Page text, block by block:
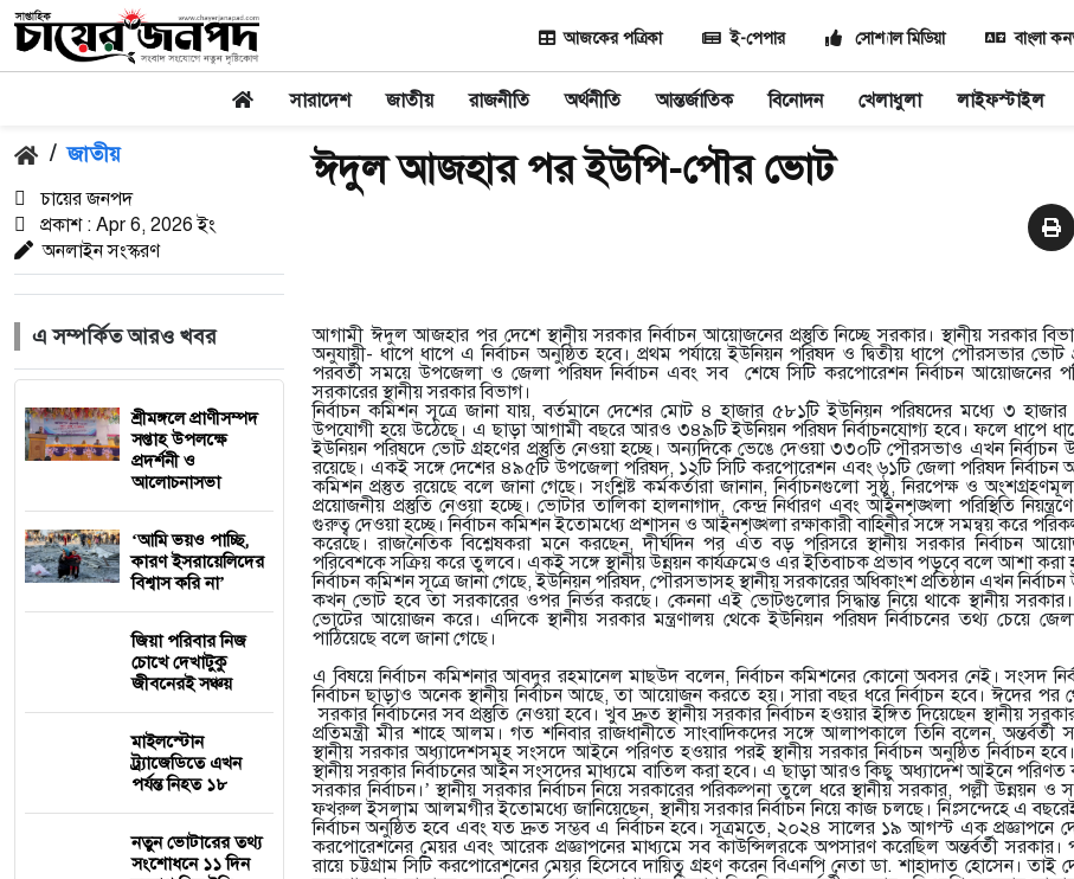
আজকের পত্রিকা ই-পেপার সোশ্যাল মিডিয়া বাংলা
সারাদেশ জাতীয় রাজনীতি অর্থনীতি আন্তর্জাতিক বিনোদন খেলাধুলা লাইফস্টাইল
/ জাতীয়
চায়ের জনপদ
প্রকাশ : Apr 6, 2026 ইং
অনলাইন সংস্করণ
এ সম্পর্কিত আরও খবর
শ্রীমঙ্গলে প্রাণীসম্পদ
সপ্তাহ উপলক্ষে
প্রদর্শনী ও
আলোচনাসভা
‘আমি ভয়ও পাচ্ছি,
কারণ ইসরায়েলিদের
বিশ্বাস করি না’
জিয়া প‌রিবার নিজ
চো‌খে দেখাটুকু
জীব‌নেরই সঞ্চয়
মাইলস্টোন
ট্র্যাজেডিতে এখন
পর্যন্ত নিহত ১৮
নতুন ভোটারের তথ্য
সংশোধনে ১১ দিন
ঈদুল আজহার পর ইউপি-পৌর ভোট
আগামী ঈদুল আজহার পর দেশে স্থানীয় সরকার নির্বাচন আয়োজনের প্রস্তুতি নিচ্ছে সরকার। স্থানীয় সরকার
অনুযায়ী- ধাপে ধাপে এ নির্বাচন অনুষ্ঠিত হবে। প্রথম পর্যায়ে ইউনিয়ন পরিষদ ও দ্বিতীয় ধাপে পৌরসভার ভোট
পরবর্তী সময়ে উপজেলা ও জেলা পরিষদ নির্বাচন এবং সব শেষে সিটি করপোরেশন নির্বাচন আয়োজনের
সরকারের স্থানীয় সরকার বিভাগ।
নির্বাচন কমিশন সূত্রে জানা যায়, বর্তমানে দেশের মোট ৪ হাজার ৫৮১টি ইউনিয়ন পরিষদের মধ্যে ৩ হাজার
উপযোগী হয়ে উঠেছে। এ ছাড়া আগামী বছরে আরও ৩৪৯টি ইউনিয়ন পরিষদ নির্বাচনযোগ্য হবে। ফলে ধাপে
ইউনিয়ন পরিষদে ভোট গ্রহণের প্রস্তুতি নেওয়া হচ্ছে। অন্যদিকে ভেঙে দেওয়া ৩৩০টি পৌরসভাও এখন নির্বাচন
রয়েছে। একই সঙ্গে দেশের ৪৯৫টি উপজেলা পরিষদ, ১২টি সিটি করপোরেশন এবং ৬১টি জেলা পরিষদ
কমিশন প্রস্তুত রয়েছে বলে জানা গেছে। সংশ্লিষ্ট কর্মকর্তারা জানান, নির্বাচনগুলো সুষ্ঠু, নিরপেক্ষ ও
প্রয়োজনীয় প্রস্তুতি নেওয়া হচ্ছে। ভোটার তালিকা হালনাগাদ, কেন্দ্র নির্ধারণ এবং আইনশৃঙ্খলা পরিস্থিতি
গুরুত্ব দেওয়া হচ্ছে। নির্বাচন কমিশন ইতোমধ্যে প্রশাসন ও আইনশৃঙ্খলা রক্ষাকারী বাহিনীর সঙ্গে সমন্বয় করে
করেছে। রাজনৈতিক বিশ্লেষকরা মনে করছেন, দীর্ঘদিন পর এত বড় পরিসরে স্থানীয় সরকার নির্বাচন
পরিবেশকে সক্রিয় করে তুলবে। একই সঙ্গে স্থানীয় উন্নয়ন কার্যক্রমেও এর ইতিবাচক প্রভাব পড়বে বলে আশা করা
নির্বাচন কমিশন সূত্রে জানা গেছে, ইউনিয়ন পরিষদ, পৌরসভাসহ স্থানীয় সরকারের অধিকাংশ প্রতিষ্ঠান এখন
কখন ভোট হবে তা সরকারের ওপর নির্ভর করছে। কেননা এই ভোটগুলোর সিদ্ধান্ত নিয়ে থাকে স্থানীয়
ভোটের আয়োজন করে। এদিকে স্থানীয় সরকার মন্ত্রণালয় থেকে ইউনিয়ন পরিষদ নির্বাচনের তথ্য চেয়ে
পাঠিয়েছে বলে জানা গেছে।
এ বিষয়ে নির্বাচন কমিশনার আবদুর রহমানেল মাছউদ বলেন, নির্বাচন কমিশনের কোনো অবসর নেই। সংসদ
নির্বাচন ছাড়াও অনেক স্থানীয় নির্বাচন আছে, তা আয়োজন করতে হয়। সারা বছর ধরে নির্বাচন হবে। ঈদের পর
সরকার নির্বাচনের সব প্রস্তুতি নেওয়া হবে। খুব দ্রুত স্থানীয় সরকার নির্বাচন হওয়ার ইঙ্গিত দিয়েছেন স্থানীয়
প্রতিমন্ত্রী মীর শাহে আলম। গত শনিবার রাজধানীতে সাংবাদিকদের সঙ্গে আলাপকালে তিনি বলেন, অন্তর্বর্তী
স্থানীয় সরকার অধ্যাদেশসমূহ সংসদে আইনে পরিণত হওয়ার পরই স্থানীয় সরকার নির্বাচন অনুষ্ঠিত নির্বাচন
স্থানীয় সরকার নির্বাচনের আইন সংসদের মাধ্যমে বাতিল করা হবে। এ ছাড়া আরও কিছু অধ্যাদেশ আইনে পরিণত
সরকার নির্বাচন।’ স্থানীয় সরকার নির্বাচন নিয়ে সরকারের পরিকল্পনা তুলে ধরে স্থানীয় সরকার, পল্লী উন্নয়ন ও
ফখরুল ইসলাম আলমগীর ইতোমধ্যে জানিয়েছেন, স্থানীয় সরকার নির্বাচন নিয়ে কাজ চলছে। নিঃসন্দেহে এ
নির্বাচন অনুষ্ঠিত হবে এবং যত দ্রুত সম্ভব এ নির্বাচন হবে। সূত্রমতে, ২০২৪ সালের ১৯ আগস্ট এক প্রজ্ঞাপনে
করপোরেশনের মেয়র এবং আরেক প্রজ্ঞাপনের মাধ্যমে সব কাউন্সিলরকে অপসারণ করেছিল অন্তর্বর্তী
রায়ে চট্টগ্রাম সিটি করপোরেশনের মেয়র হিসেবে দায়িত্ব গ্রহণ করেন বিএনপি নেতা ডা. শাহাদাত হোসেন। তাই